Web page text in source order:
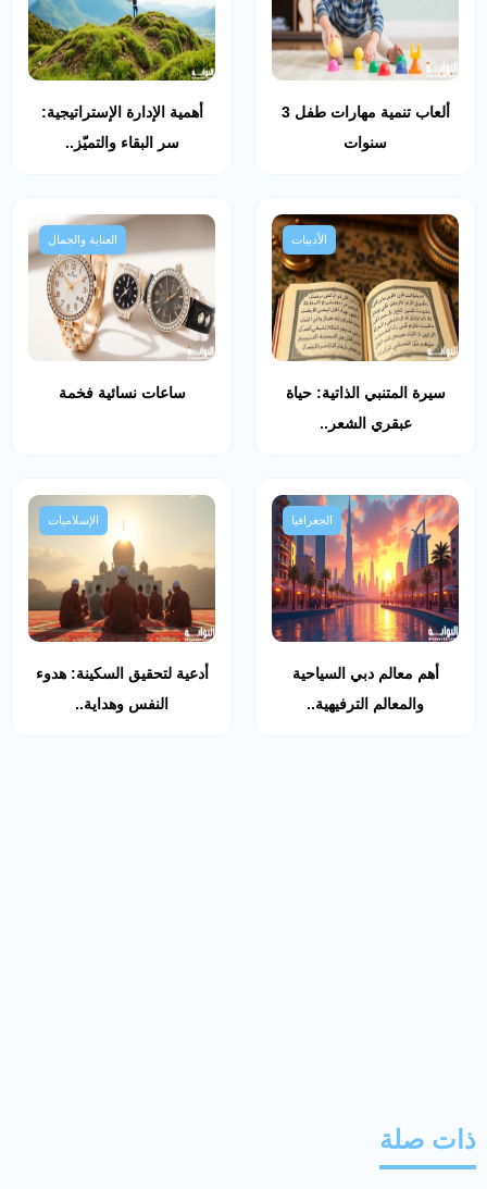
ألعاب تنمية مهارات طفل 3
سنوات
أهمية الإدارة الإستراتيجية:
سر البقاء والتميّز..
الأدبيات
سيرة المتنبي الذاتية: حياة
عبقري الشعر..
العناية والجمال
ساعات نسائية فخمة
الجغرافيا
أهم معالم دبي السياحية
والمعالم الترفيهية..
الإسلاميات
أدعية لتحقيق السكينة: هدوء
النفس وهداية..
ذات صلة